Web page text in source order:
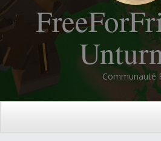
Communauté